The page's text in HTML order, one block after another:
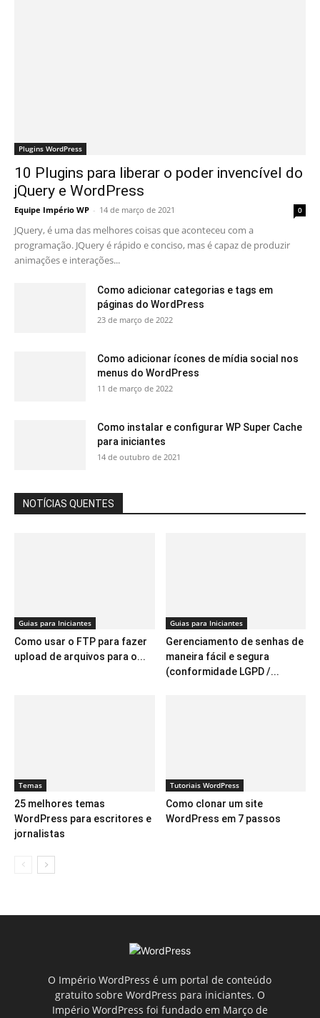
Plugins WordPress
10 Plugins para liberar o poder invencível do
jQuery e WordPress
Equipe Império WP - 14 de março de 2021 0
JQuery, é uma das melhores coisas que aconteceu com a
programação. JQuery é rápido e conciso, mas é capaz de produzir
animações e interações...
Como adicionar categorias e tags em
páginas do WordPress
23 de março de 2022
Como adicionar ícones de mídia social nos
menus do WordPress
11 de março de 2022
Como instalar e configurar WP Super Cache
para iniciantes
14 de outubro de 2021
NOTÍCIAS QUENTES
Guias para Iniciantes
Como usar o FTP para fazer
upload de arquivos para o...
Guias para Iniciantes
Gerenciamento de senhas de
maneira fácil e segura
(conformidade LGPD /...
Temas
25 melhores temas
WordPress para escritores e
jornalistas
Tutoriais WordPress
Como clonar um site
WordPress em 7 passos
O Império WordPress é um portal de conteúdo
gratuito sobre WordPress para iniciantes. O
Império WordPress foi fundado em Março de